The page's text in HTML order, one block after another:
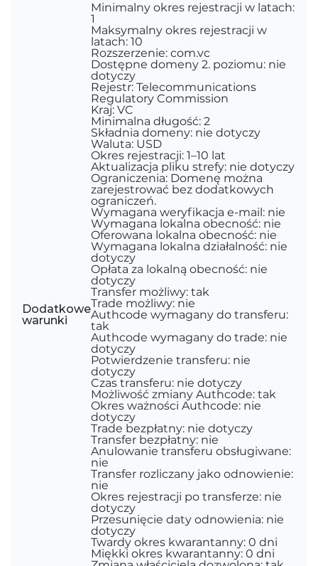
Dodatkowe
warunki
Minimalny okres rejestracji w latach:
1
Maksymalny okres rejestracji w
latach: 10
Rozszerzenie: com.vc
Dostępne domeny 2. poziomu: nie
dotyczy
Rejestr: Telecommunications
Regulatory Commission
Kraj: VC
Minimalna długość: 2
Składnia domeny: nie dotyczy
Waluta: USD
Okres rejestracji: 1–10 lat
Aktualizacja pliku strefy: nie dotyczy
Ograniczenia: Domenę można
zarejestrować bez dodatkowych
ograniczeń.
Wymagana weryfikacja e-mail: nie
Wymagana lokalna obecność: nie
Oferowana lokalna obecność: nie
Wymagana lokalna działalność: nie
dotyczy
Opłata za lokalną obecność: nie
dotyczy
Transfer możliwy: tak
Trade możliwy: nie
Authcode wymagany do transferu:
tak
Authcode wymagany do trade: nie
dotyczy
Potwierdzenie transferu: nie
dotyczy
Czas transferu: nie dotyczy
Możliwość zmiany Authcode: tak
Okres ważności Authcode: nie
dotyczy
Trade bezpłatny: nie dotyczy
Transfer bezpłatny: nie
Anulowanie transferu obsługiwane:
nie
Transfer rozliczany jako odnowienie:
nie
Okres rejestracji po transferze: nie
dotyczy
Przesunięcie daty odnowienia: nie
dotyczy
Twardy okres kwarantanny: 0 dni
Miękki okres kwarantanny: 0 dni